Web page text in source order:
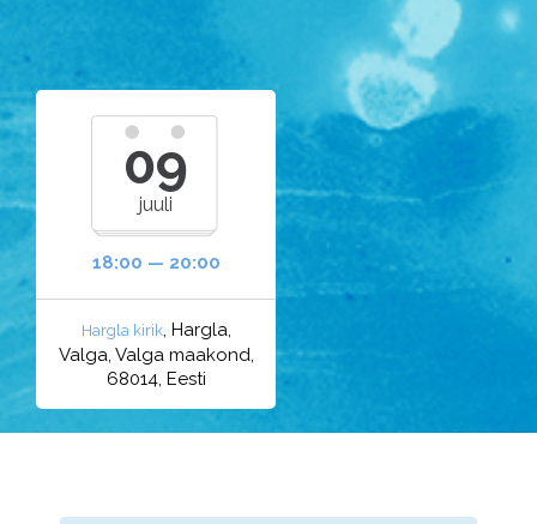
09
juuli
18:00 — 20:00
Hargla kirik, Hargla,
Valga, Valga maakond,
68014, Eesti